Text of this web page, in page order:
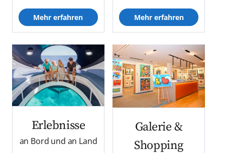
Mehr erfahren Mehr erfahren
Erlebnisse
an Bord und an Land
Galerie &
Shopping